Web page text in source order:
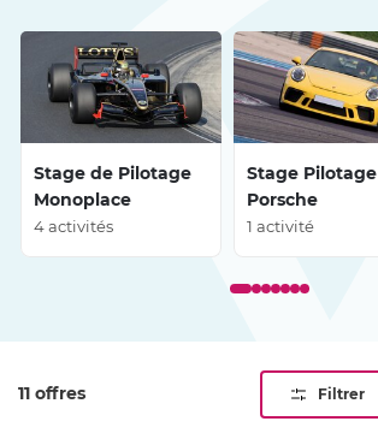
Stage de Pilotage
Monoplace
4 activités
Stage Pilotage
Porsche
1 activité
11 offres Filtrer